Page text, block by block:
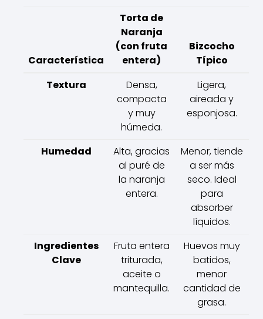
Característica
Torta de
Naranja
(con fruta
entera)
Bizcocho
Típico
Textura
Densa,
compacta
y muy
húmeda.
Ligera,
aireada y
esponjosa.
Humedad
Alta, gracias
al puré de
la naranja
entera.
Menor, tiende
a ser más
seco. Ideal
para
absorber
líquidos.
Ingredientes
Clave
Fruta entera
triturada,
aceite o
mantequilla.
Huevos muy
batidos,
menor
cantidad de
grasa.